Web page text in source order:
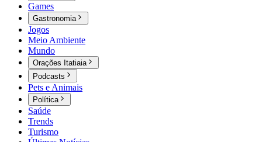
Games
Gastronomia
Jogos
Meio Ambiente
Mundo
Orações Itatiaia
Podcasts
Pets e Animais
Política
Saúde
Trends
Turismo